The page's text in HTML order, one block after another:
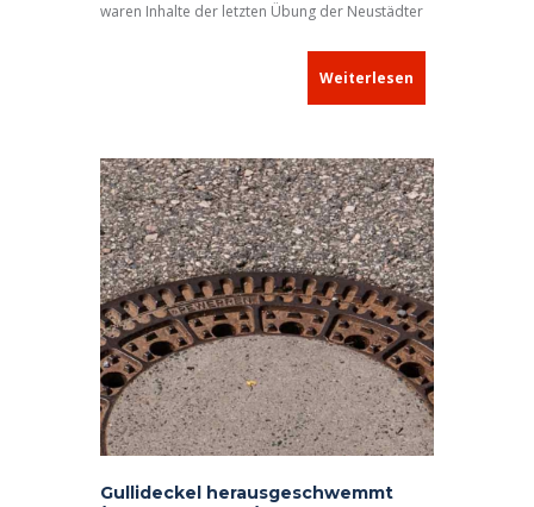
waren Inhalte der letzten Übung der Neustädter
sich die Jugendlichen mit ihren Ausbildern zum
Paddel zum Einsatz brachten. Sehr schnell
merkten die Nachwuchsfeuerwehrleute, dass
hier, wie grundsätzlich bei der Feuerwehr, ein
optimales Zusammenwirken der Mannschaft
unabdingbar ist.
Weiterlesen
Gullideckel herausgeschwemmt